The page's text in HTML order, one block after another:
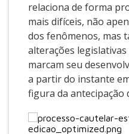
relaciona de forma
mais difíceis, não
dos fenômenos, mas
alterações
marcam seu
a partir do instante
figura da antecipação